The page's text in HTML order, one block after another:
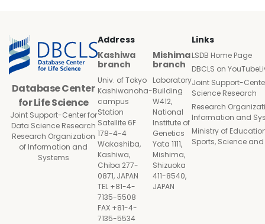
Database Center
for Life Science
Joint Support-Center for
Data Science Research
Research Organization
of Information and
Systems
Address
Kashiwa
branch
Univ. of Tokyo
Kashiwanoha-
campus
Station
Satellite 6F
178-4-4
Wakashiba,
Kashiwa,
Chiba 277-
0871, JAPAN
TEL +81-4-
7135-5508
FAX +81-4-
7135-5534
Mishima
branch
Laboratory
Building
W412,
National
Institute of
Genetics
Yata 1111,
Mishima,
Shizuoka
411-8540,
JAPAN
Links
LSDB Home Page
DBCLS on
Joint Support-
Science Research
Research
Information and
Ministry of
Sports, Science